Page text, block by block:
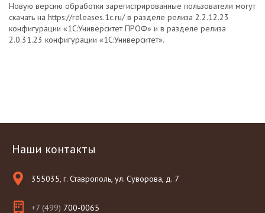
Новую версию обработки зарегистрированные пользователи могут
скачать на https://releases.1c.ru/ в разделе релиза 2.2.12.23
конфигурации «1С:Университет ПРОФ» и в разделе релиза
2.0.31.23 конфигурации «1С:Университет».
Наши контакты
355035, г. Ставрополь, ул. Суворова, д. 7
+7 (499) 700-0065